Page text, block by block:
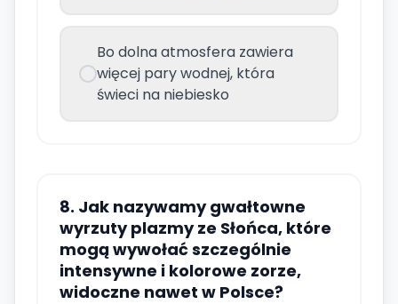
Bo dolna atmosfera zawiera
więcej pary wodnej, która
świeci na niebiesko
8. Jak nazywamy gwałtowne
wyrzuty plazmy ze Słońca, które
mogą wywołać szczególnie
intensywne i kolorowe zorze,
widoczne nawet w Polsce?